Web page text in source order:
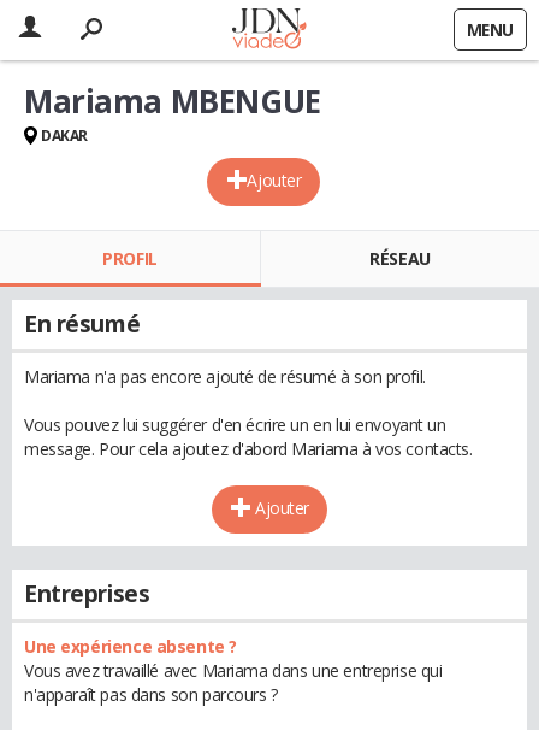
MENU
Ajouter
Mariama MBENGUE
DAKAR
PROFIL RÉSEAU
En résumé
Mariama n'a pas encore ajouté de résumé à son profil.
Vous pouvez lui suggérer d'en écrire un en lui envoyant un
message. Pour cela ajoutez d'abord Mariama à vos contacts.
Ajouter
Entreprises
Une expérience absente ?
Vous avez travaillé avec Mariama dans une entreprise qui
n'apparaît pas dans son parcours ?